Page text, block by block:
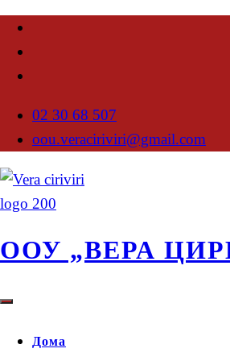
02 30 68 507
oou.veraciriviri@gmail.com
ООУ „ВЕРА
Дома